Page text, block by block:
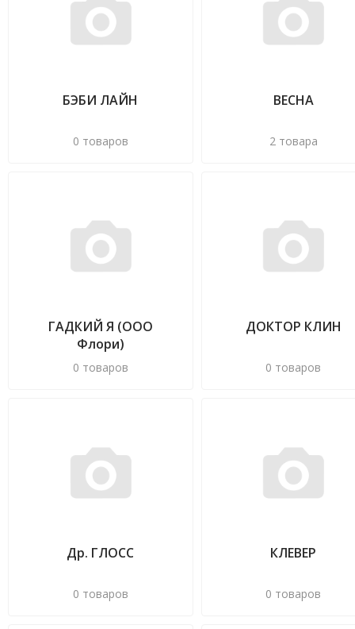
БЭБИ ЛАЙН
0 товаров
ВЕСНА
2 товара
ГАДКИЙ Я (ООО
Флори)
0 товаров
ДОКТОР КЛИН
0 товаров
Др. ГЛОСС
0 товаров
КЛЕВЕР
0 товаров